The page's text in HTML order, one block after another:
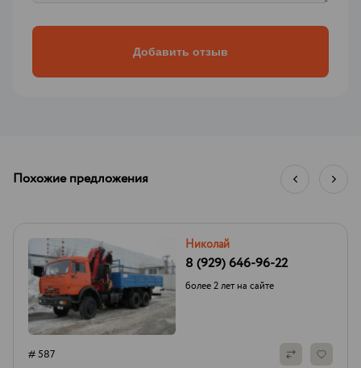
Похожие предложения
Николай
8 (929) 646-96-22
более 2 лет на сайте
# 587